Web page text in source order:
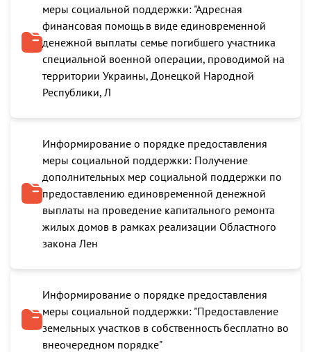
меры социальной поддержки: "Адресная
финансовая помощь в виде единовременной
денежной выплаты семье погибшего участника
специальной военной операции, проводимой на
территории Украины, Донецкой Народной
Республики, Л
Информирование о порядке предоставления
меры социальной поддержки: Получение
дополнительных мер социальной поддержки по
предоставлению единовременной денежной
выплаты на проведение капитального ремонта
жилых домов в рамках реализации Областного
закона Лен
Информирование о порядке предоставления
меры социальной поддержки: "Предоставление
земельных участков в собственность бесплатно во
внеочередном порядке"